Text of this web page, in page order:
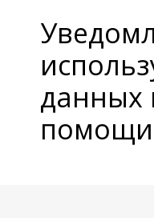
данных
помощи